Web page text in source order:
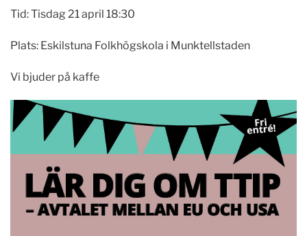
Tid: Tisdag 21 april 18:30
Plats: Eskilstuna Folkhögskola i Munktellstaden
Vi bjuder på kaffe